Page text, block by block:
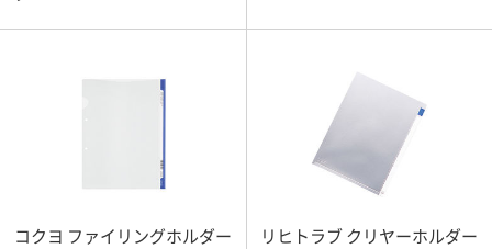
コクヨ ファイリングホルダー
リヒトラブ クリヤーホルダー